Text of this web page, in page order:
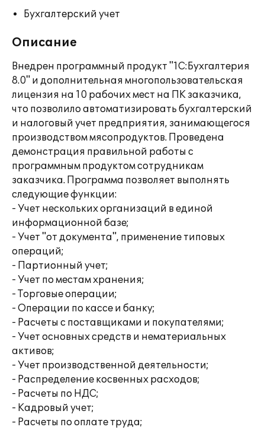
Бухгалтерский учет
Описание
Внедрен программный продукт "1С:Бухгалтерия
8.0" и дополнительная многопользовательская
лицензия на 10 рабочих мест на ПК заказчика,
что позволило автоматизировать бухгалтерский
и налоговый учет предприятия, занимающегося
производством мясопродуктов. Проведена
демонстрация правильной работы с
программным продуктом сотрудникам
заказчика. Программа позволяет выполнять
следующие функции:
- Учет нескольких организаций в единой
информационной базе;
- Учет "от документа", применение типовых
операций;
- Партионный учет;
- Учет по местам хранения;
- Торговые операции;
- Операции по кассе и банку;
- Расчеты с поставщиками и покупателями;
- Учет основных средств и нематериальных
активов;
- Учет производственной деятельности;
- Распределение косвенных расходов;
- Расчеты по НДС;
- Кадровый учет;
- Расчеты по оплате труда;